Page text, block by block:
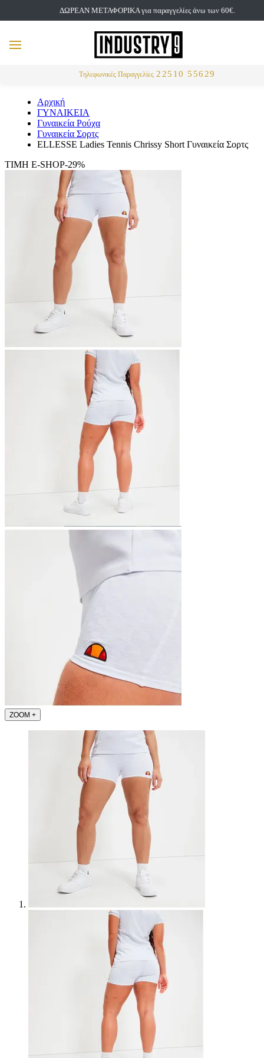
ΔΩΡΕΑΝ ΜΕΤΑΦΟΡΙΚΑ για παραγγελίες άνω των 60€.
Τηλεφωνικές Παραγγελίες 22510 55629
MENU
Αρχική
ΓΥΝΑΙΚΕΙΑ
Γυναικεία Ρούχα
Γυναικεία Σορτς
ELLESSE Ladies Tennis Chrissy Short Γυναικεία Σορτς
ΤΙΜΗ E-SHOP-29%
ZOOM +